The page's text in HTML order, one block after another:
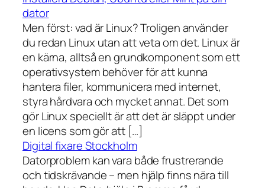
dator
Men först: vad är Linux? Troligen använder
du redan Linux utan att veta om det. Linux är
en kärna, alltså en grundkomponent som ett
operativsystem behöver för att kunna
hantera filer, kommunicera med internet,
styra hårdvara och mycket annat. Det som
gör Linux speciellt är att det är släppt under
en licens som gör att […]
Digital fixare Stockholm
Datorproblem kan vara både frustrerande
och tidskrävande – men hjälp finns nära till